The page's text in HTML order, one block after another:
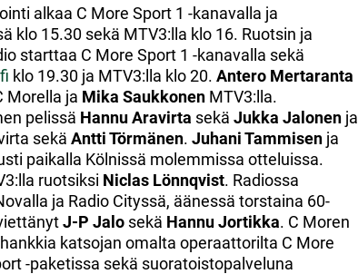
alkaa C More Sport 1 -kanavalla ja
klo 15.30 sekä MTV3:lla klo 16. Ruotsin ja
starttaa C More Sport 1 -kanavalla sekä
klo 19.30 ja MTV3:lla klo 20. Antero Mertaranta
Morella ja Mika Saukkonen MTV3:lla.
pelissä HannuAravirta sekä Jukka Jalonen ja
sekä Antti Törmänen. Juhani Tammisen ja
paikalla Kölnissä molemmissa otteluissa.
ruotsiksi Niclas Lönnqvist. Radiossa
ja Radio Cityssä, äänessä torstaina 60-
J-P Jalo sekä Hannu Jortikka. C Moren
katsojan omalta operaattorilta C More
-paketissa sekä suoratoistopalveluna